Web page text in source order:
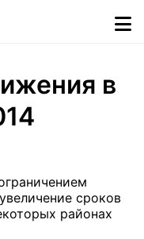
в
сроков
районах